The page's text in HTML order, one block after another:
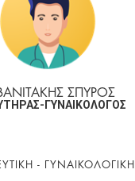
ΣΠΥΡΟΣ
ΓΥΝΑΙΚΟΛΟΓΟΣ
- ΓΥΝΑΙΚΟΛΟΓΙΚΉ